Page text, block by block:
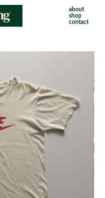
about
shop
contact